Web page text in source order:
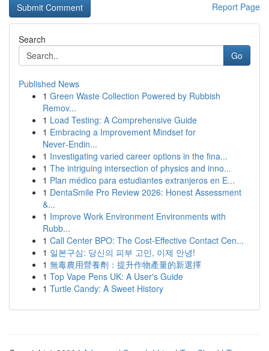
Report Page
Search
Go
Published News
1 Green Waste Collection Powered by Rubbish
Remov...
1 Load Testing: A Comprehensive Guide
1 Embracing a Improvement Mindset for
Never‑Endin...
1 Investigating varied career options in the fina...
1 The intriguing intersection of physics and inno...
1 Plan médico para estudiantes extranjeros en E...
1 DentaSmile Pro Review 2026: Honest Assessment
&...
1 Improve Work Environment Environments with
Rubb...
1 Call Center BPO: The Cost-Effective Contact Cen...
1 일본구심: 당신의 피부 고민, 이제 안녕!
1 無毒農用營養劑：提升作物產量的新選擇
1 Top Vape Pens UK: A User's Guide
1 Turtle Candy: A Sweet History